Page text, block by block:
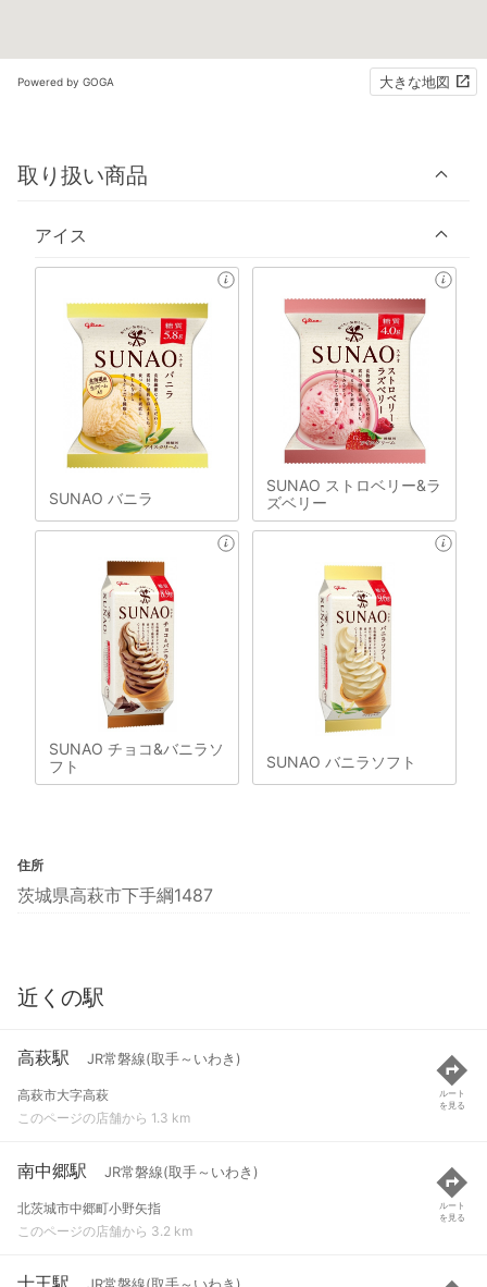
Powered by GOGA 大きな地図
取り扱い商品
アイス
SUNAO バニラ
SUNAO ストロベリー&ラ
ズベリー
SUNAO チョコ&バニラソ
フト
SUNAO バニラソフト
住所
茨城県高萩市下手綱1487
近くの駅
高萩駅 JR常磐線(取手～いわき)
高萩市大字高萩
このページの店舗から 1.3 km
ルート
を見る
南中郷駅 JR常磐線(取手～いわき)
北茨城市中郷町小野矢指
このページの店舗から 3.2 km
ルート
を見る
十王駅